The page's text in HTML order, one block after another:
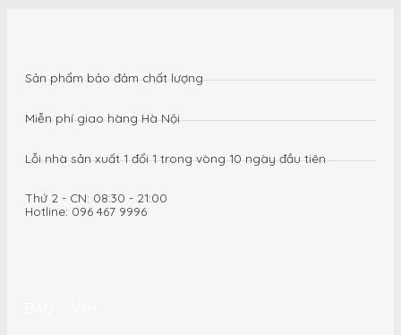
-
VE
4
nhiều
quantity
Sản phẩm bảo đảm chất lượng
Miễn phí giao hàng Hà Nội
Lỗi nhà sản xuất 1 đổi 1 trong vòng 10 ngày đầu tiên
Thứ 2 - CN: 08:30 - 21:00
Hotline: 096 467 9996